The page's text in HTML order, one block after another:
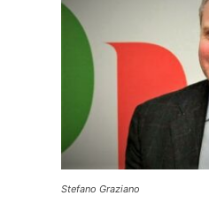
Stefano Graziano